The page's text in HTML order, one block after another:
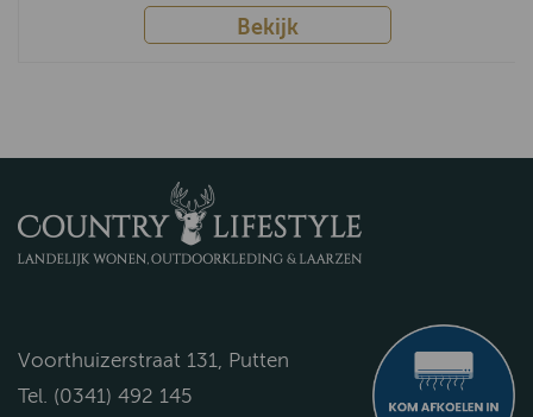
Bekijk
Voorthuizerstraat 131, Putten
Tel. (0341) 492 145